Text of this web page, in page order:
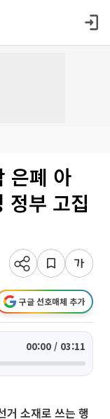
은폐 아
부 고집
구글 선호매체 추가
00:00 / 03:11
소재로 쓰는 행